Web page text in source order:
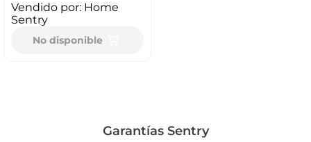
Vendido por: Home
Sentry
No disponible
Garantías Sentry